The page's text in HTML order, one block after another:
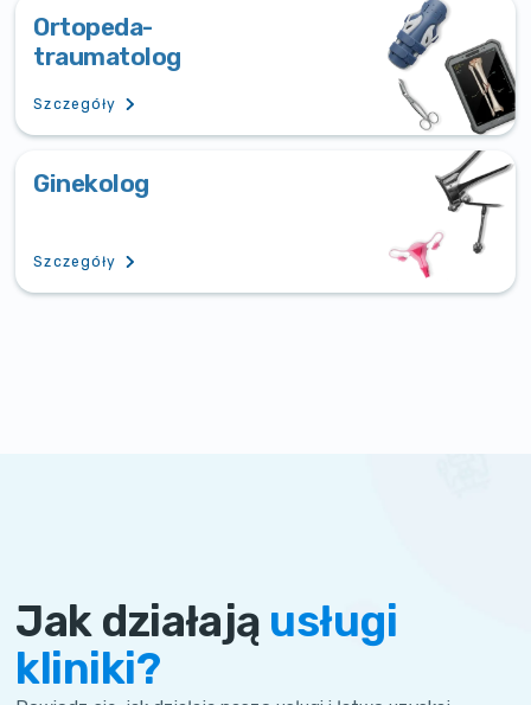
Ortopeda-
traumatolog
Szczegóły
Ginekolog
Szczegóły
Jak działają usługi
kliniki?